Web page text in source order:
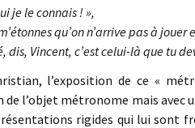
je le connais ! »,
qu’on n’arrive pas à jouer
dis, Vincent, c’est celui-là que tu
l’exposition de ce «
l’objet métronome mais avec
rigides qui lui sont